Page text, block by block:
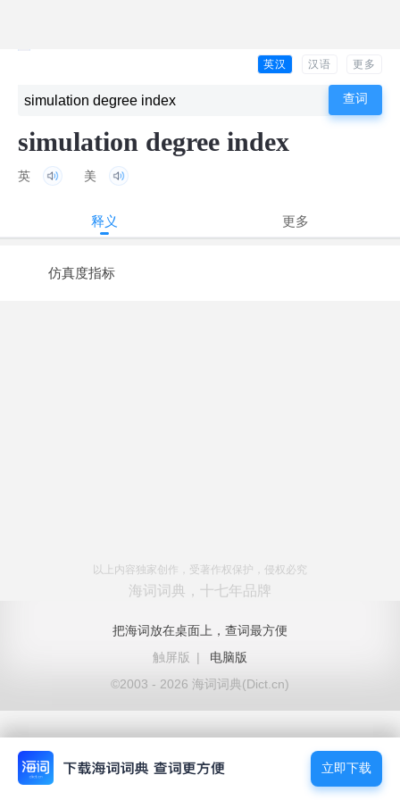
英汉 汉语 更多
simulation degree index
英 美
释义 更多
仿真度指标
以上内容独家创作，受著作权保护，侵权必究
海词词典，十七年品牌
把海词放在桌面上，查词最方便
触屏版
|
电脑版
©2003 - 2026 海词词典(Dict.cn)
立即下载
立即下载